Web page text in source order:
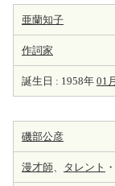
亜蘭知子
作詞家
誕生日 : 1958年 01
磯部公彦
漫才師、 タレント